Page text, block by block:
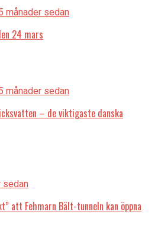
månader sedan
24 mars
månader sedan
– de viktigaste danska
sedan
att Fehmarn Bält-tunneln kan öppna